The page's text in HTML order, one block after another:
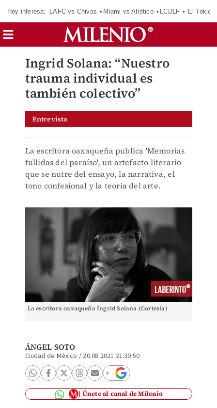
Hoy interesa: LAFC vs Chivas Miami vs Atlético LCDLF ‘El Tokio’
Ingrid Solana: “Nuestro
trauma individual es
también colectivo”
Entrevista
La escritora oaxaqueña publica 'Memorias
tullidas del paraíso', un artefacto literario
que se nutre del ensayo, la narrativa, el
tono confesional y la teoría del arte.
La escritora oaxaqueña Ingrid Solana (Cortesía)
ÁNGEL SOTO
Ciudad de México / 20.08.2021 21:30:50
Únete al canal de Milenio